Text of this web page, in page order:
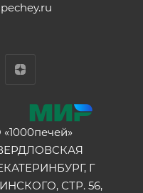
Г
СТР. 56,